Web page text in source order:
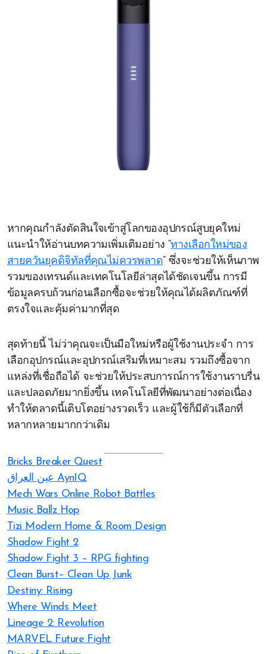
หากคุณกำลังตัดสินใจเข้าสู่โลกของอุปกรณ์สูบยุคใหม่
แนะนำให้อ่านบทความเพิ่มเติมอย่าง “ทางเลือกใหม่ของ
สายควันยุคดิจิทัลที่คุณไม่ควรพลาด” ซึ่งจะช่วยให้เห็นภาพ
รวมของเทรนด์และเทคโนโลยีล่าสุดได้ชัดเจนขึ้น การมี
ข้อมูลครบถ้วนก่อนเลือกซื้อจะช่วยให้คุณได้ผลิตภัณฑ์ที่
ตรงใจและคุ้มค่ามากที่สุด
สุดท้ายนี้ ไม่ว่าคุณจะเป็นมือใหม่หรือผู้ใช้งานประจำ การ
เลือกอุปกรณ์และอุปกรณ์เสริมที่เหมาะสม รวมถึงซื้อจาก
แหล่งที่เชื่อถือได้ จะช่วยให้ประสบการณ์การใช้งานราบรื่น
และปลอดภัยมากยิ่งขึ้น เทคโนโลยีที่พัฒนาอย่างต่อเนื่อง
ทำให้ตลาดนี้เติบโตอย่างรวดเร็ว และผู้ใช้ก็มีตัวเลือกที่
หลากหลายมากกว่าเดิม
Bricks Breaker Quest
عين العراق AynIQ
Mech Wars Online Robot Battles
Music Ballz Hop
Tizi Modern Home & Room Design
Shadow Fight 2
Shadow Fight 3 – RPG fighting
Clean Burst– Clean Up Junk
Destiny: Rising
Where Winds Meet
Lineage 2: Revolution
MARVEL Future Fight